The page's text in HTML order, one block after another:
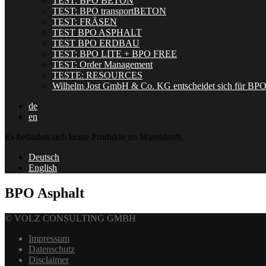
TEST: BPO transportBETON
TEST: FRÄSEN
TEST BPO ASPHALT
TEST BPO ERDBAU
TEST: BPO LITE + BPO FREE
TEST: Order Management
TESTE: RESOURCES
Wilhelm Jost GmbH & Co. KG entscheidet sich für BPO
de
en
Es befinden sich keine Produkte im Warenkorb.
Deutsch
English
BPO Asphalt
© VOLZ CONSULTING GMBH
Impressum
Datenschutz
Disclaimer